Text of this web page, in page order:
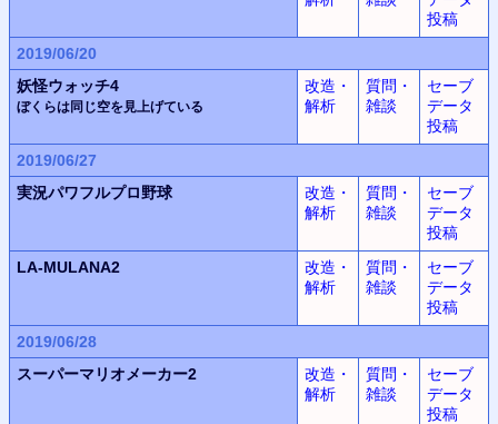
投稿
2019/06/20
妖怪ウォッチ4
ぼくらは同じ空を見上げている
改造・
解析
質問・
雑談
セーブ
データ
投稿
2019/06/27
実況パワフルプロ野球
改造・
解析
質問・
雑談
セーブ
データ
投稿
LA-MULANA2
改造・
解析
質問・
雑談
セーブ
データ
投稿
2019/06/28
スーパーマリオメーカー2
改造・
解析
質問・
雑談
セーブ
データ
投稿